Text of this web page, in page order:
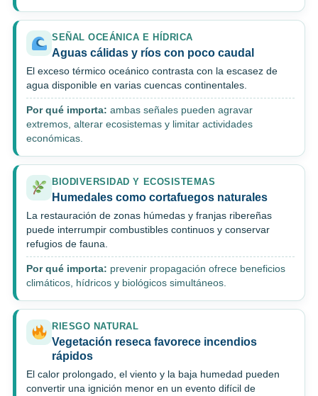
SEÑAL OCEÁNICA E HÍDRICA
Aguas cálidas y ríos con poco caudal
El exceso térmico oceánico contrasta con la escasez de
agua disponible en varias cuencas continentales.
Por qué importa: ambas señales pueden agravar
extremos, alterar ecosistemas y limitar actividades
económicas.
BIODIVERSIDAD Y ECOSISTEMAS
Humedales como cortafuegos naturales
La restauración de zonas húmedas y franjas ribereñas
puede interrumpir combustibles continuos y conservar
refugios de fauna.
Por qué importa: prevenir propagación ofrece beneficios
climáticos, hídricos y biológicos simultáneos.
RIESGO NATURAL
Vegetación reseca favorece incendios
rápidos
El calor prolongado, el viento y la baja humedad pueden
convertir una ignición menor en un evento difícil de